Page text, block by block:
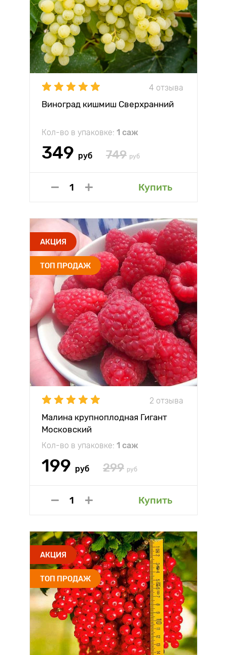
4 отзыва
Виноград кишмиш Сверхранний
Кол-во в упаковке: 1 саж
349 руб 749 руб
Купить
АКЦИЯ
ТОП ПРОДАЖ
2 отзыва
Малина крупноплодная Гигант
Московский
Кол-во в упаковке: 1 саж
199 руб 299 руб
Купить
АКЦИЯ
ТОП ПРОДАЖ